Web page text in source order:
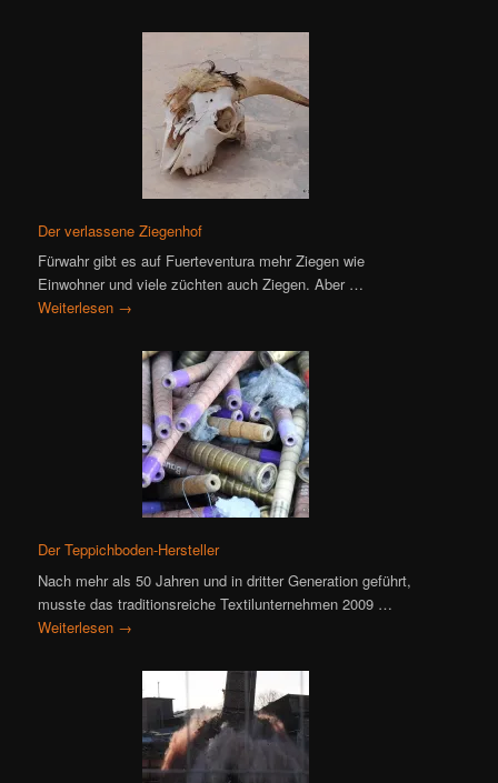
Der verlassene Ziegenhof
Fürwahr gibt es auf Fuerteventura mehr Ziegen wie
Einwohner und viele züchten auch Ziegen. Aber …
Weiterlesen →
Der Teppichboden-Hersteller
Nach mehr als 50 Jahren und in dritter Generation geführt,
musste das traditionsreiche Textilunternehmen 2009 …
Weiterlesen →